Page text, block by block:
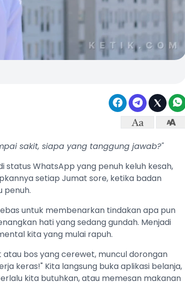
sakit, siapa yang tanggung jawab?"
status WhatsApp yang penuh keluh kesah,
setiap Jumat sore, ketika badan
penuh.
untuk membenarkan tindakan apa pun
hati yang sedang gundah. Menjadi
kita yang mulai rapuh.
bos yang cerewet, muncul dorongan
keras!" Kita langsung buka aplikasi belanja,
kita butuhkan, atau memesan makanan